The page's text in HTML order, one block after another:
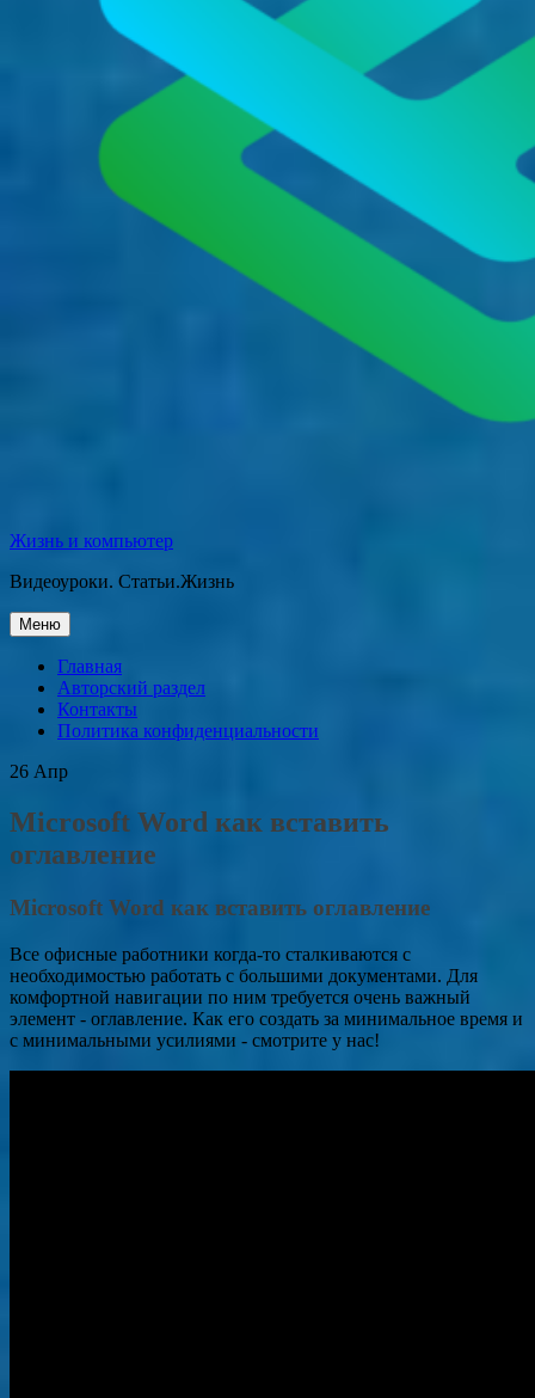
Жизнь и компьютер
Видеоуроки. Статьи.Жизнь
Меню Перейти
к
содержанию
Главная
Авторский раздел
Контакты
Политика конфиденциальности
26 Апр
Microsoft Word как вставить
оглавление
Microsoft Word как вставить оглавление
Все офисные работники когда-то сталкиваются с
необходимостью работать с большими документами. Для
комфортной навигации по ним требуется очень важный
элемент - оглавление. Как его создать за минимальное время и
с минимальными усилиями - смотрите у нас!